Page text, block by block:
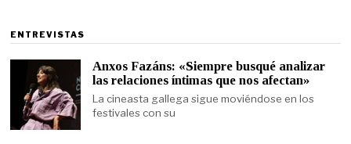
ENTREVISTAS
Anxos Fazáns: «Siempre busqué analizar
las relaciones íntimas que nos afectan»
La cineasta gallega sigue moviéndose en los
festivales con su